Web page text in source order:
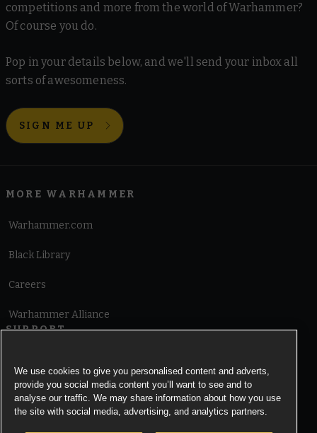
competitions and more from the world of Warhammer?
Of course you do.
Pop in your details below, and we'll send your inbox all
sorts of awesomeness.
SIGN ME UP
MORE WARHAMMER
Warhammer.com
Black Library
Careers
Warhammer Alliance
SUPPORT
Cookie Notice
We use cookies to give you personalised content and adverts,
provide you social media content you’ll want to see and to
analyse our traffic. We may share information about how you use
the site with social media, advertising, and analytics partners.